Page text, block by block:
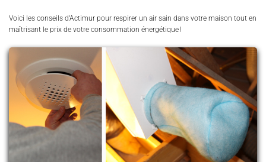
Voici les conseils d’Actimur pour respirer un air sain dans votre maison tout en
maîtrisant le prix de votre consommation énergétique !